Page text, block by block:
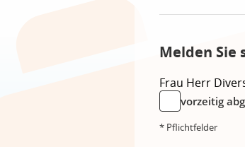
Melden Sie
Frau Herr
vorzeitig
* Pflichtfelder